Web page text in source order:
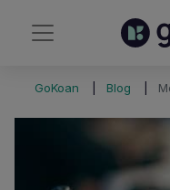
GoKoan Blog